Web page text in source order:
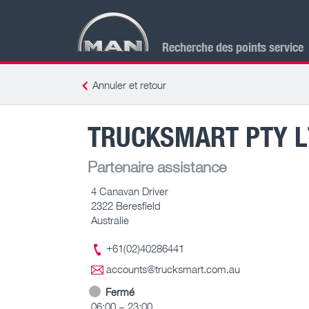
Recherche des points service
Annuler et retour
TRUCKSMART PTY
Partenaire assistance
4 Canavan Driver
2322 Beresfield
Australie
+61(02)40286441
accounts@trucksmart.com.au
Fermé
06:00 – 23:00